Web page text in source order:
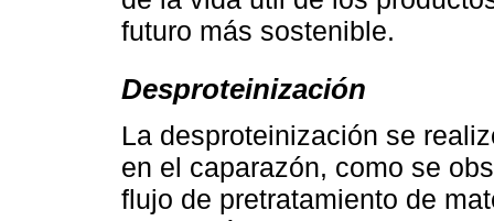
futuro más sostenible.
Desproteinización
La desproteinización se
en el caparazón, como se
flujo de pretratamiento de